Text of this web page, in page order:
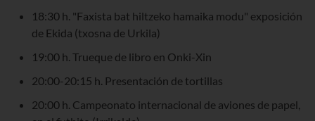
18:30 h. "Faxista bat hiltzeko hamaika modu" exposición
de Ekida (txosna de Urkila)
19:00 h. Trueque de libro en Onki-Xin
20:00-20:15 h. Presentación de tortillas
20:00 h. Campeonato internacional de aviones de papel,